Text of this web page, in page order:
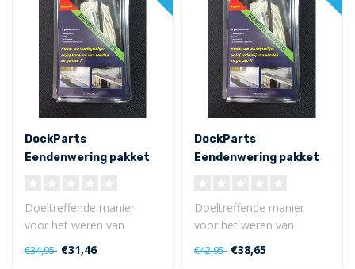
DockParts
Eendenwering pakket
Doeltreffende manier
voor het weren van
eenden en ganzen op uw
aanlegsteiger en ..
€34,95 €31,46
DockParts
Eendenwering pakket
Doeltreffende manier
voor het weren van
eenden en ganzen op uw
aanlegsteiger en ..
€42,95 €38,65